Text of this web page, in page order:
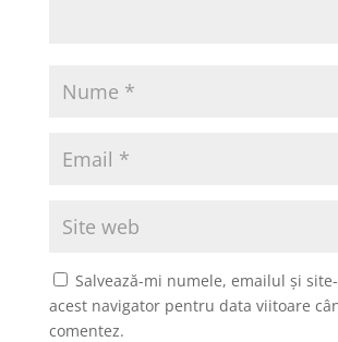
Salvează-mi numele, emailul și
acest navigator pentru data viitoare
comentez.